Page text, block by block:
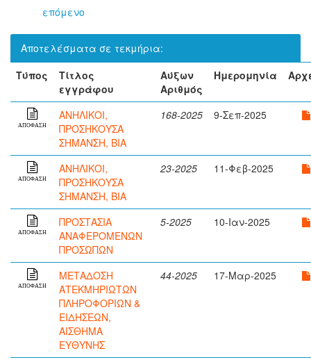
επόμενο
Αποτελέσματα σε τεκμήρια:
Τύπος
Τίτλος
εγγράφου
Αύξων
Αριθμός
Ημερομηνία
ΑΠΟΦΑΣΗ
ΑΝΗΛΙΚΟΙ,
ΠΡΟΣΗΚΟΥΣΑ
ΣΗΜΑΝΣΗ, ΒΙΑ
168-2025 9-Σεπ-2025
ΑΠΟΦΑΣΗ
ΑΝΗΛΙΚΟΙ,
ΠΡΟΣΗΚΟΥΣΑ
ΣΗΜΑΝΣΗ, ΒΙΑ
23-2025 11-Φεβ-2025
ΑΠΟΦΑΣΗ
ΠΡΟΣΤΑΣΙΑ
ΑΝΑΦΕΡΟΜΕΝΩΝ
ΠΡΟΣΩΠΩΝ
5-2025 10-Ιαν-2025
ΑΠΟΦΑΣΗ
ΜΕΤΑΔΟΣΗ
ΑΤΕΚΜΗΡΙΩΤΩΝ
ΠΛΗΡΟΦΟΡΙΩΝ &
ΕΙΔΗΣΕΩΝ,
ΑΙΣΘΗΜΑ
ΕΥΘΥΝΗΣ
44-2025 17-Μαρ-2025